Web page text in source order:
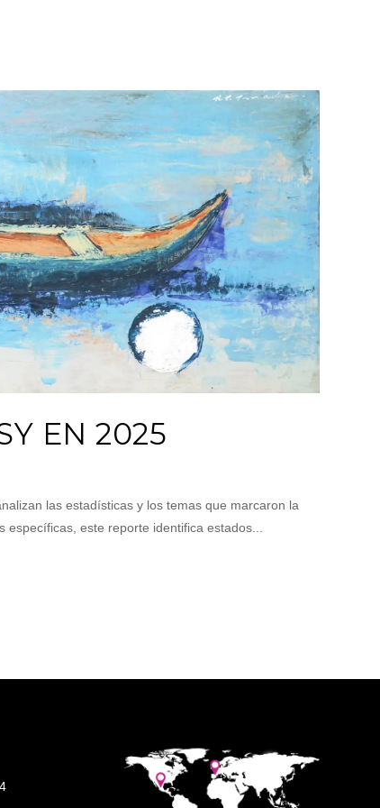
EN 2025
las estadísticas y los temas que marcaron la
específicas, este reporte identifica estados...